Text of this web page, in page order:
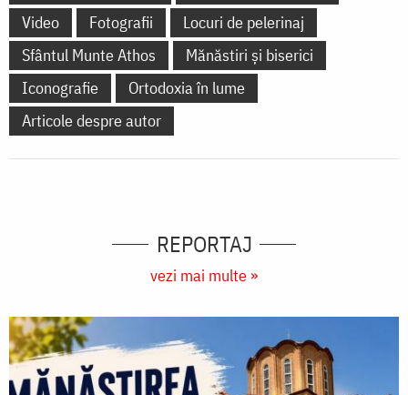
Video
Fotografii
Locuri de pelerinaj
Sfântul Munte Athos
Mănăstiri și biserici
Iconografie
Ortodoxia în lume
Articole despre autor
REPORTAJ
vezi mai multe »